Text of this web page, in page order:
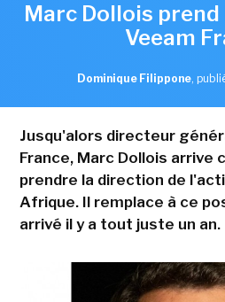
Marc Dollois
Veeam
Dominique Filippone,
Jusqu'alors directeur
France, Marc Dollois arrive
prendre la direction de
Afrique. Il remplace à ce
arrivé il y a tout juste un an.